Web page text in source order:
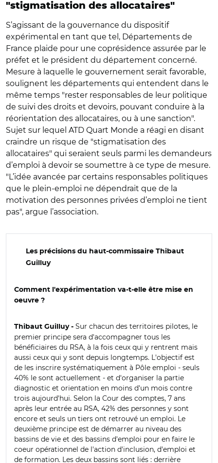
"stigmatisation des allocataires"
S’agissant de la gouvernance du dispositif
expérimental en tant que tel, Départements de
France plaide pour une coprésidence assurée par le
préfet et le président du département concerné.
Mesure à laquelle le gouvernement serait favorable,
soulignent les départements qui entendent dans le
même temps "rester responsables de leur politique
de suivi des droits et devoirs, pouvant conduire à la
réorientation des allocataires, ou à une sanction".
Sujet sur lequel ATD Quart Monde a réagi en disant
craindre un risque de "stigmatisation des
allocataires" qui seraient seuls parmi les demandeurs
d’emploi à devoir se soumettre à ce type de mesure.
"L’idée avancée par certains responsables politiques
que le plein-emploi ne dépendrait que de la
motivation des personnes privées d’emploi ne tient
pas", argue l’association.
Les précisions du haut-commissaire Thibaut
Guilluy
Comment l'expérimentation va-t-elle être mise en
oeuvre ?
Thibaut Guilluy - Sur chacun des territoires pilotes, le
premier principe sera d'accompagner tous les
bénéficiaires du RSA, à la fois ceux qui y rentrent mais
aussi ceux qui y sont depuis longtemps. L'objectif est
de les inscrire systématiquement à Pôle emploi - seuls
40% le sont actuellement - et d'organiser la partie
diagnostic et orientation en moins d'un mois contre
trois aujourd'hui. Selon la Cour des comptes, 7 ans
après leur entrée au RSA, 42% des personnes y sont
encore et seuls un tiers ont retrouvé un emploi. Le
deuxième principe est de démarrer au niveau des
bassins de vie et des bassins d'emploi pour en faire le
coeur opérationnel de l'action d'inclusion, d'emploi et
de formation. Les deux bassins sont liés : derrière